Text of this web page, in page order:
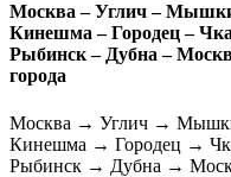
Москва – Углич –
Кинешма – Городец –
Рыбинск – Дубна –
города
Москва → Углич →
Кинешма → Городец →
Рыбинск → Дубна →